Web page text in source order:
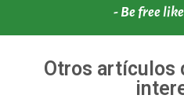
- Be free
Otros artículos